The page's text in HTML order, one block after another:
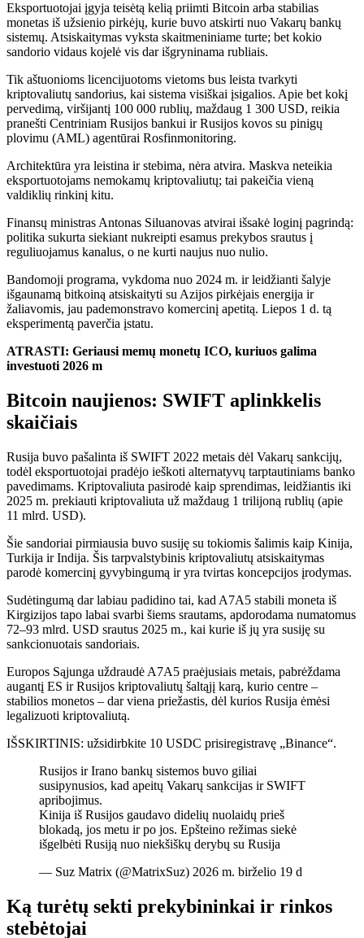
Eksportuotojai įgyja teisėtą kelią priimti Bitcoin arba stabilias
monetas iš užsienio pirkėjų, kurie buvo atskirti nuo Vakarų bankų
sistemų. Atsiskaitymas vyksta skaitmeniniame turte; bet kokio
sandorio vidaus kojelė vis dar išgryninama rubliais.
Tik aštuonioms licencijuotoms vietoms bus leista tvarkyti
kriptovaliutų sandorius, kai sistema visiškai įsigalios. Apie bet kokį
pervedimą, viršijantį 100 000 rublių, maždaug 1 300 USD, reikia
pranešti Centriniam Rusijos bankui ir Rusijos kovos su pinigų
plovimu (AML) agentūrai Rosfinmonitoring.
Architektūra yra leistina ir stebima, nėra atvira. Maskva neteikia
eksportuotojams nemokamų kriptovaliutų; tai pakeičia vieną
valdiklių rinkinį kitu.
Finansų ministras Antonas Siluanovas atvirai išsakė loginį pagrindą:
politika sukurta siekiant nukreipti esamus prekybos srautus į
reguliuojamus kanalus, o ne kurti naujus nuo nulio.
Bandomoji programa, vykdoma nuo 2024 m. ir leidžianti šalyje
išgaunamą bitkoiną atsiskaityti su Azijos pirkėjais energija ir
žaliavomis, jau pademonstravo komercinį apetitą. Liepos 1 d. tą
eksperimentą paverčia įstatu.
ATRASTI: Geriausi memų monetų ICO, kuriuos galima
investuoti 2026 m
Bitcoin naujienos: SWIFT aplinkkelis
skaičiais
Rusija buvo pašalinta iš SWIFT 2022 metais dėl Vakarų sankcijų,
todėl eksportuotojai pradėjo ieškoti alternatyvų tarptautiniams banko
pavedimams. Kriptovaliuta pasirodė kaip sprendimas, leidžiantis iki
2025 m. prekiauti kriptovaliuta už maždaug 1 trilijoną rublių (apie
11 mlrd. USD).
Šie sandoriai pirmiausia buvo susiję su tokiomis šalimis kaip Kinija,
Turkija ir Indija. Šis tarpvalstybinis kriptovaliutų atsiskaitymas
parodė komercinį gyvybingumą ir yra tvirtas koncepcijos įrodymas.
Sudėtingumą dar labiau padidino tai, kad A7A5 stabili moneta iš
Kirgizijos tapo labai svarbi šiems srautams, apdorodama numatomus
72–93 mlrd. USD srautus 2025 m., kai kurie iš jų yra susiję su
sankcionuotais sandoriais.
Europos Sąjunga uždraudė A7A5 praėjusiais metais, pabrėždama
augantį ES ir Rusijos kriptovaliutų šaltąjį karą, kurio centre –
stabilios monetos – dar viena priežastis, dėl kurios Rusija ėmėsi
legalizuoti kriptovaliutą.
IŠSKIRTINIS: užsidirbkite 10 USDC prisiregistravę „Binance“.
Rusijos ir Irano bankų sistemos buvo giliai
susipynusios, kad apeitų Vakarų sankcijas ir SWIFT
apribojimus.
Kinija iš Rusijos gaudavo didelių nuolaidų prieš
blokadą, jos metu ir po jos. Epšteino režimas siekė
išgelbėti Rusiją nuo niekšiškų derybų su Rusija
— Suz Matrix (@MatrixSuz) 2026 m. birželio 19 d
Ką turėtų sekti prekybininkai ir rinkos
stebėtojai